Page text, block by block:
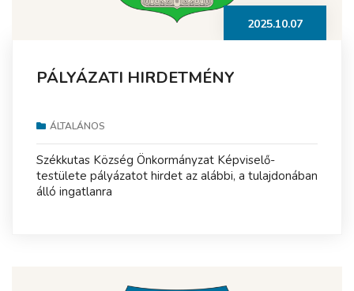
2025.10.07
PÁLYÁZATI HIRDETMÉNY
ÁLTALÁNOS
Székkutas Község Önkormányzat Képviselő-
testülete pályázatot hirdet az alábbi, a tulajdonában
álló ingatlanra